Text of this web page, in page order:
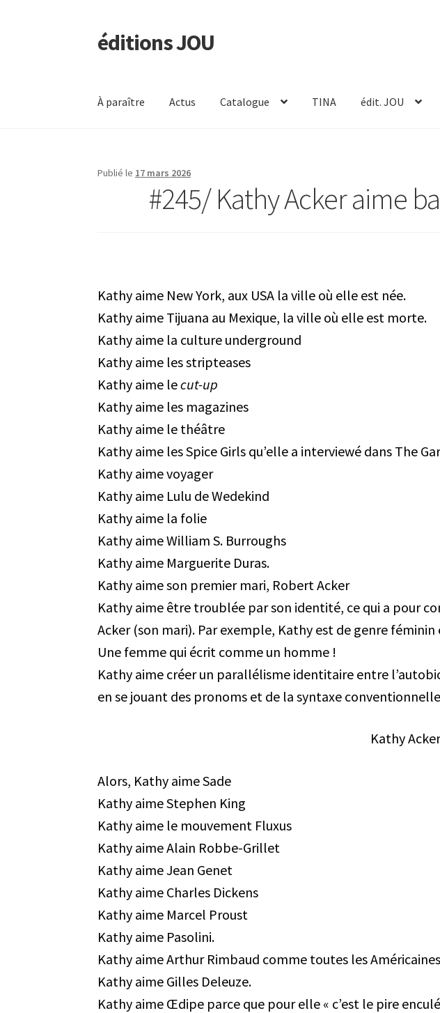
Aller
à
Aller
au
éditions JOU
À paraître Actus Catalogue TINA édit. JOU
Publié le 17 mars 2026
#245/ Kathy Acker aime
Kathy aime New York, aux USA la ville où elle est née.
Kathy aime Tijuana au Mexique, la ville où elle est morte.
Kathy aime la culture underground
Kathy aime les stripteases
Kathy aime lecut-up
Kathy aime les magazines
Kathy aime le théâtre
Kathy aime les Spice Girls qu’elle a interviewé dans The
Kathy aime voyager
Kathy aime Lulu de Wedekind
Kathy aime la folie
Kathy aime William S. Burroughs
Kathy aime Marguerite Duras.
Kathy aime son premier mari, Robert Acker
Kathy aime être troublée par son identité, ce qui a pour
Acker (son mari). Par exemple, Kathy est de genre féminin
Une femme qui écrit comme un homme !
Kathy aime créer un parallélisme identitaire entre
en se jouant des pronoms et de la syntaxe
Kathy
Alors, Kathy aime Sade
Kathy aime Stephen King
Kathy aime le mouvement Fluxus
Kathy aime Alain Robbe-Grillet
Kathy aime Jean Genet
Kathy aime Charles Dickens
Kathy aime Marcel Proust
Kathy aime Pasolini.
Kathy aime Arthur Rimbaud comme toutes les
Kathy aime Gilles Deleuze.
Kathy aime Œdipe parce que pour elle « c’est le pire